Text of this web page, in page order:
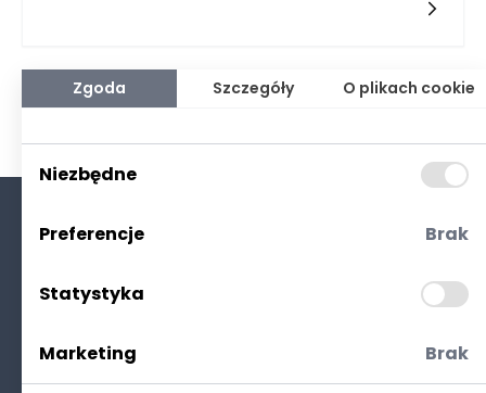
skutecznego systemu zarządzania jakością. Certyfikacja ta
zobowiązuje producenta tonerów do stałego doskonalenia
jakości swoich produktów, co jest niezbędnym elementem w
prawo oczekiwać, że materiały, które zakupują, spełniają
określone normy jakościowe, a posiadanie takiego certyfikatu
z pewnością zwiększa zaufanie do producenta.
Polityka prywatności
Zgoda Szczegóły O plikach cookie
Niezbędne
Preferencje Brak
Statystyka
Marketing Brak